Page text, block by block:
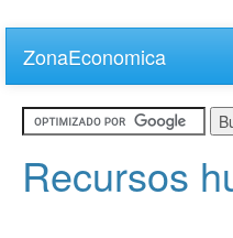
main
content
ZonaEconomica
Recursos